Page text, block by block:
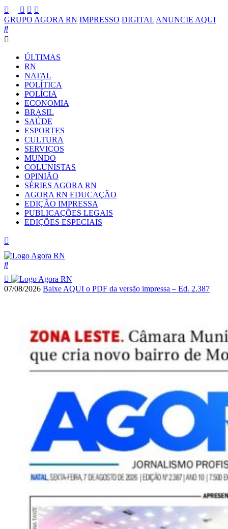
GRUPO AGORA RN IMPRESSO DIGITAL ANUNCIE AQUI
ÚLTIMAS
RN
NATAL
POLÍTICA
POLÍCIA
ECONOMIA
BRASIL
SAÚDE
ESPORTES
CULTURA
SERVIÇOS
MUNDO
COLUNISTAS
OPINIÃO
SÉRIES AGORA RN
AGORA RN EDUCAÇÃO
EDIÇÃO IMPRESSA
PUBLICAÇÕES LEGAIS
EDIÇÕES ESPECIAIS
07/08/2026 Baixe AQUI o PDF da versão impressa – Ed. 2.387